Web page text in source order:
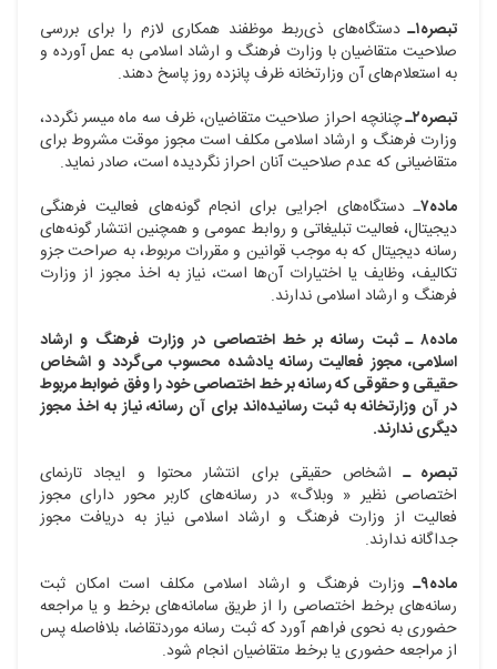
تبصره۱ـ
دستگاه‌های ذی‌ربط موظفند همکاری لازم را برای بررسی
صلاحیت متقاضیان با وزارت فرهنگ و ارشاد اسلامی به عمل آورده و
به استعلام‌های آن وزارتخانه ظرف پانزده روز پاسخ دهند.
تبصره۲ـ
چنانچه احراز صلاحیت متقاضیان، ظرف سه ماه میسر نگردد،
وزارت فرهنگ و ارشاد اسلامی مکلف است مجوز موقت مشروط برای
متقاضیانی که عدم صلاحیت آنان احراز نگردیده است، صادر نماید.
ماده۷ ـ دستگاه‌های اجرایی برای انجام گونه‌های فعالیت فرهنگی
دیجیتال، فعالیت تبلیغاتی و روابط عمومی و همچنین انتشار گونه‌های
رسانه دیجیتال که به موجب قوانین و مقررات مربوط، به صراحت جزو
تکالیف، وظایف یا اختیارات آن‌ها است، نیاز به اخذ مجوز از وزارت
فرهنگ و ارشاد اسلامی ندارند.
ماده۸ ـ ثبت رسانه بر خط اختصاصی در وزارت فرهنگ و ارشاد
اسلامی، مجوز فعالیت رسانه یادشده محسوب می‌گردد و اشخاص
حقیقی و حقوقی که رسانه بر خط اختصاصی خود را وفق ضوابط مربوط
در آن وزارتخانه به ثبت رسانیده‌اند برای آن رسانه، نیاز به اخذ مجوز
دیگری ندارند.
تبصره ـ اشخاص حقیقی برای انتشار محتوا و ایجاد تارنمای
اختصاصی نظیر « وبلاگ» در رسانه‌های کاربر محور دارای مجوز
فعالیت از وزارت فرهنگ و ارشاد اسلامی نیاز به دریافت مجوز
جداگانه ندارند.
ماده۹ـ
وزارت فرهنگ و ارشاد اسلامی مکلف است امکان ثبت
رسانه‌های برخط اختصاصی را از طریق سامانه‌های برخط و یا مراجعه
حضوری به نحوی فراهم آورد که ثبت رسانه موردتقاضا، بلافاصله پس
از مراجعه حضوری یا برخط متقاضیان انجام شود.